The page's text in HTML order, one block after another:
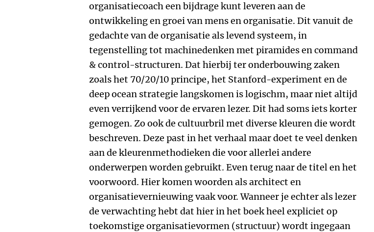
organisatiecoach een bijdrage kunt leveren aan de
ontwikkeling en groei van mens en organisatie. Dit vanuit de
gedachte van de organisatie als levend systeem, in
tegenstelling tot machinedenken met piramides en command
& control-structuren. Dat hierbij ter onderbouwing zaken
zoals het 70/20/10 principe, het Stanford-experiment en de
deep ocean strategie langskomen is logischm, maar niet altijd
even verrijkend voor de ervaren lezer. Dit had soms iets korter
gemogen. Zo ook de cultuurbril met diverse kleuren die wordt
beschreven. Deze past in het verhaal maar doet te veel denken
aan de kleurenmethodieken die voor allerlei andere
onderwerpen worden gebruikt. Even terug naar de titel en het
voorwoord. Hier komen woorden als architect en
organisatievernieuwing vaak voor. Wanneer je echter als lezer
de verwachting hebt dat hier in het boek heel expliciet op
toekomstige organisatievormen (structuur) wordt ingegaan